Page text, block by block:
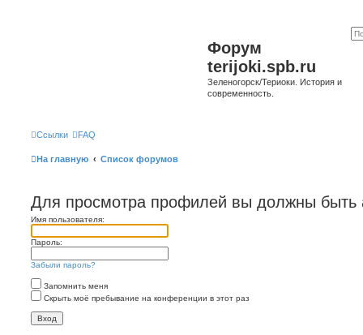
Форум
terijoki.spb.ru
Зеленогорск/Териоки. История и
современность.
Ссылки FAQ
На главную Список форумов
Для просмотра профилей вы должны быть
Имя пользователя:
Пароль:
Забыли пароль?
Запомнить меня
Скрыть моё пребывание на конференции в этот раз